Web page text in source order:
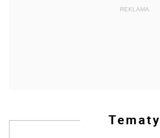
REKLAMA
Tematy